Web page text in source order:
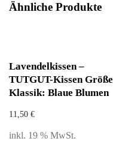
Ähnliche Produkte
Lavendelkissen –
TUTGUT-Kissen Größe
Klassik: Blaue Blumen
11,50 €
inkl. 19 % MwSt.